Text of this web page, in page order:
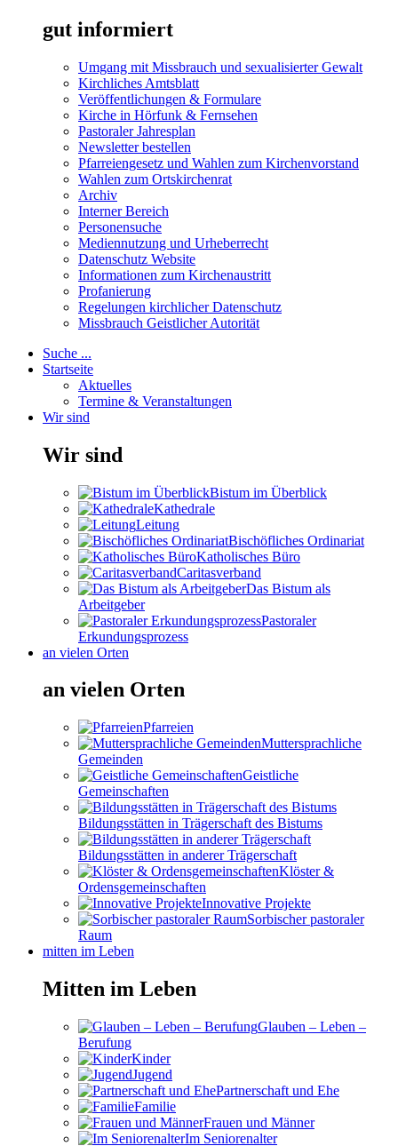
gut informiert
Umgang mit Missbrauch und sexualisierter Gewalt
Kirchliches Amtsblatt
Veröffentlichungen & Formulare
Kirche in Hörfunk & Fernsehen
Pastoraler Jahresplan
Newsletter bestellen
Pfarreiengesetz und Wahlen zum Kirchenvorstand
Wahlen zum Ortskirchenrat
Archiv
Interner Bereich
Personensuche
Mediennutzung und Urheberrecht
Datenschutz Website
Informationen zum Kirchenaustritt
Profanierung
Regelungen kirchlicher Datenschutz
Missbrauch Geistlicher Autorität
Suche ...
Startseite
Aktuelles
Termine & Veranstaltungen
Wir sind
Wir sind
Bistum im Überblick
Kathedrale
Leitung
Bischöfliches Ordinariat
Katholisches Büro
Caritasverband
Das Bistum als
Arbeitgeber
Pastoraler
Erkundungsprozess
an vielen Orten
an vielen Orten
Pfarreien
Muttersprachliche
Gemeinden
Geistliche
Gemeinschaften
Bildungsstätten in Trägerschaft des Bistums
Bildungsstätten in anderer Trägerschaft
Klöster &
Ordensgemeinschaften
Innovative Projekte
Sorbischer pastoraler
Raum
mitten im Leben
Mitten im Leben
Glauben – Leben –
Berufung
Kinder
Jugend
Partnerschaft und Ehe
Familie
Frauen und Männer
Im Seniorenalter